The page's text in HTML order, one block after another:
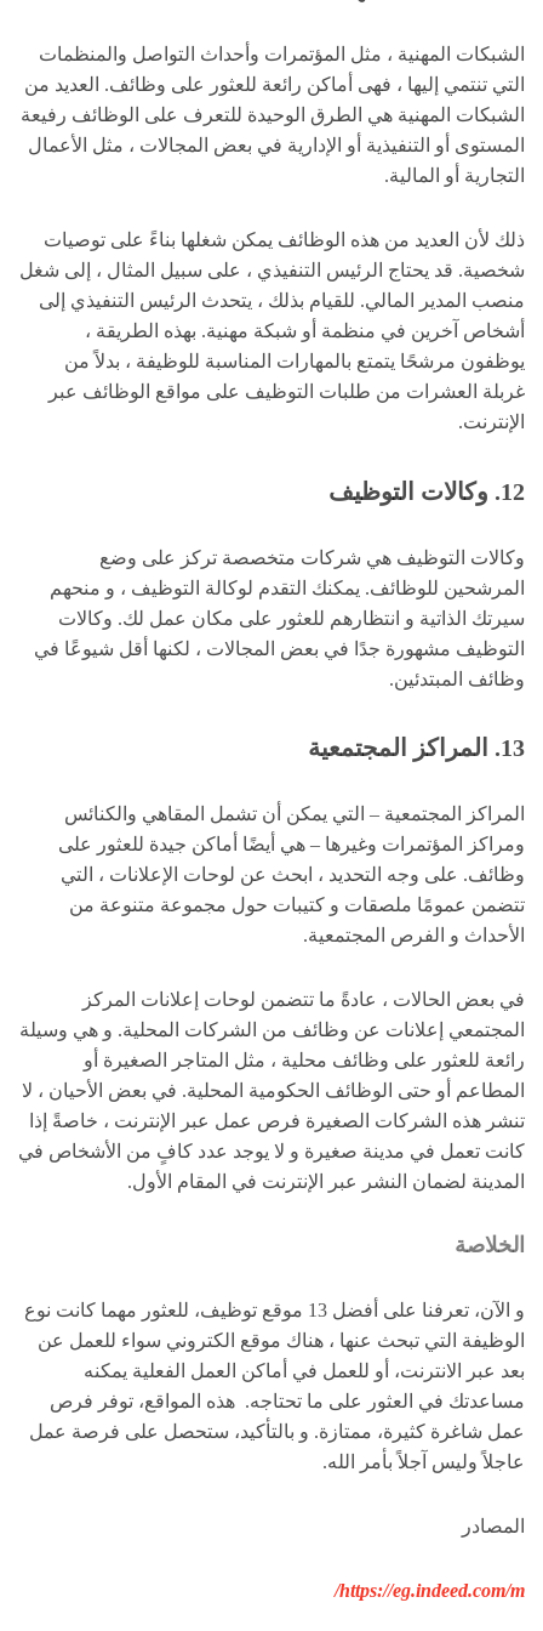
الشبكات المهنية ، مثل المؤتمرات وأحداث التواصل والمنظمات
التي تنتمي إليها ، فهى أماكن رائعة للعثور على وظائف. العديد من
الشبكات المهنية هي الطرق الوحيدة للتعرف على الوظائف رفيعة
المستوى أو التنفيذية أو الإدارية في بعض المجالات ، مثل الأعمال
التجارية أو المالية.
ذلك لأن العديد من هذه الوظائف يمكن شغلها بناءً على توصيات
شخصية. قد يحتاج الرئيس التنفيذي ، على سبيل المثال ، إلى شغل
منصب المدير المالي. للقيام بذلك ، يتحدث الرئيس التنفيذي إلى
أشخاص آخرين في منظمة أو شبكة مهنية. بهذه الطريقة ،
يوظفون مرشحًا يتمتع بالمهارات المناسبة للوظيفة ، بدلاً من
غربلة العشرات من طلبات التوظيف على مواقع الوظائف عبر
الإنترنت.
12. وكالات التوظيف
وكالات التوظيف هي شركات متخصصة تركز على وضع
المرشحين للوظائف. يمكنك التقدم لوكالة التوظيف ، و منحهم
سيرتك الذاتية و انتظارهم للعثور على مكان عمل لك. وكالات
التوظيف مشهورة جدًا في بعض المجالات ، لكنها أقل شيوعًا في
وظائف المبتدئين.
13. المراكز المجتمعية
المراكز المجتمعية – التي يمكن أن تشمل المقاهي والكنائس
ومراكز المؤتمرات وغيرها – هي أيضًا أماكن جيدة للعثور على
وظائف. على وجه التحديد ، ابحث عن لوحات الإعلانات ، التي
تتضمن عمومًا ملصقات و كتيبات حول مجموعة متنوعة من
الأحداث و الفرص المجتمعية.
في بعض الحالات ، عادةً ما تتضمن لوحات إعلانات المركز
المجتمعي إعلانات عن وظائف من الشركات المحلية. و هي وسيلة
رائعة للعثور على وظائف محلية ، مثل المتاجر الصغيرة أو
المطاعم أو حتى الوظائف الحكومية المحلية. في بعض الأحيان ، لا
تنشر هذه الشركات الصغيرة فرص عمل عبر الإنترنت ، خاصةً إذا
كانت تعمل في مدينة صغيرة و لا يوجد عدد كافٍ من الأشخاص في
المدينة لضمان النشر عبر الإنترنت في المقام الأول.
الخلاصة
و الآن، تعرفنا على أفضل 13 موقع توظيف، للعثور مهما
كانت نوع
الوظيفة التي تبحث عنها ، هناك موقع الكتروني سواء للعمل عن
بعد عبر الانترنت، أو للعمل في أماكن العمل الفعلية يمكنه
مساعدتك في العثور على ما تحتاجه. هذه المواقع، توفر فرص
عمل شاغرة كثيرة، ممتازة. و بالتأكيد، ستحصل على فرصة عمل
عاجلاً وليس آجلاً بأمر الله.
المصادر
https://eg.indeed.com/m/